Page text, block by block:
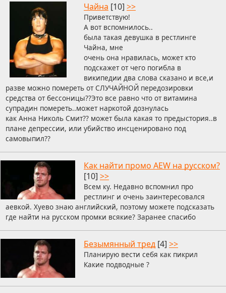
Чайна [10] >>
Приветствую!
А вот вспомнилось..
была такая девушка в рестлинге
Чайна, мне
очень она нравилась, может кто
подскажет от чего погибла в
википедии два слова сказано и все,и
разве можно помереть от СЛУЧАЙНОЙ передозировки
средства от бессоницы??Это все равно что от витамина
супрадин помереть..может наркотой дознулась
как Анна Николь Смит?? может была какая то предыстория..в
плане депреcсии, или убийство инсценировано под
самовыпил??
Как найти промо AEW на русском?
[10] >>
Всем ку. Недавно вспомнил про
рестлинг и очень заинтересовался
аевкой. Хуево знаю английский, поэтому можете подсказать
где найти на русском промки всякие? Заранее спасибо
Безымянный тред [4] >>
Планирую вести себя как пикрил
Какие подводные ?